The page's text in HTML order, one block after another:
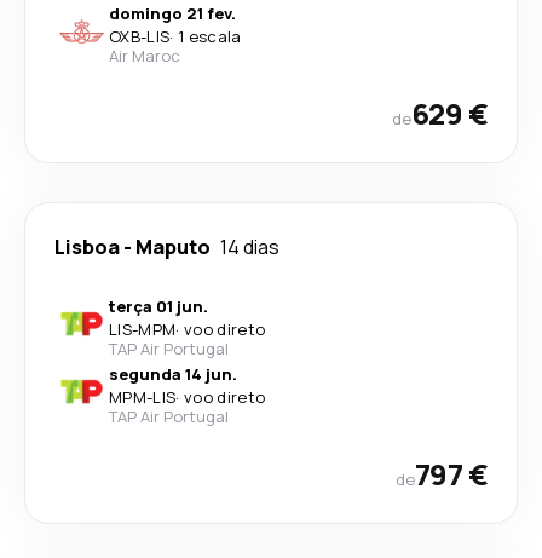
domingo 21 fev.
OXB-LIS· 1 escala
Air Maroc
de629 €
Lisboa- Maputo 14 dias
terça 01 jun.
LIS-MPM· voo direto
TAP Air Portugal
segunda 14 jun.
MPM-LIS· voo direto
TAP Air Portugal
de797 €